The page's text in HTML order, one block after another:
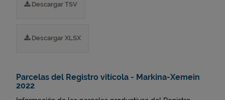
Descargar TSV
Descargar XLSX
Parcelas del Registro vitícola - Markina-Xemein
2022